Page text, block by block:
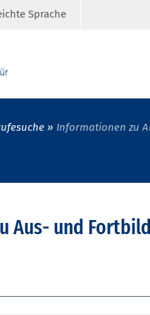
Sprache
Informationen zu
Aus- und